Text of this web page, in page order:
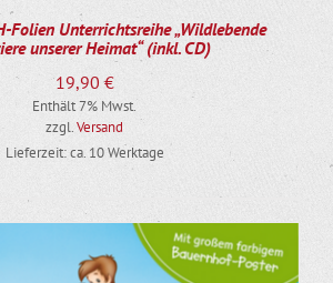
Folien Unterrichtsreihe „Wildlebende
unserer Heimat“ (inkl. CD)
19,90€
Enthält 7% Mwst.
zzgl.Versand
Lieferzeit: ca. 10 Werktage